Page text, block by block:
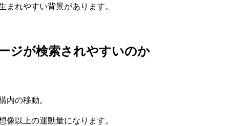
れやすい背景があります。
ジが検索されやすいのか
の移動。
以上の運動量になります。